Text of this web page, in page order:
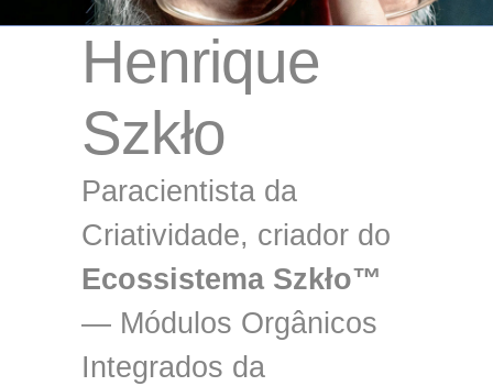
Henrique
Szkło
Paracientista da
Criatividade, criador do
Ecossistema Szkło™
— Módulos Orgânicos
Integrados da